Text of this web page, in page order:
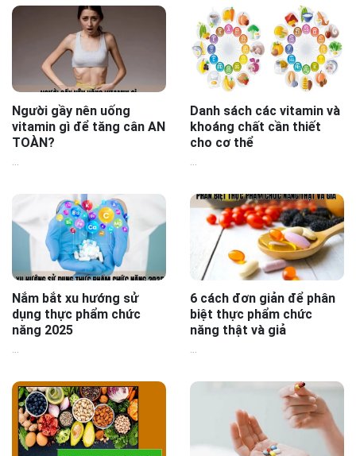
Người gầy nên uống
vitamin gì để tăng cân AN
TOÀN?
Danh sách các vitamin và
khoáng chất cần thiết
cho cơ thể
Nắm bắt xu hướng sử
dụng thực phẩm chức
năng 2025
...
6 cách đơn giản để phân
biệt thực phẩm chức
năng thật và giả
...